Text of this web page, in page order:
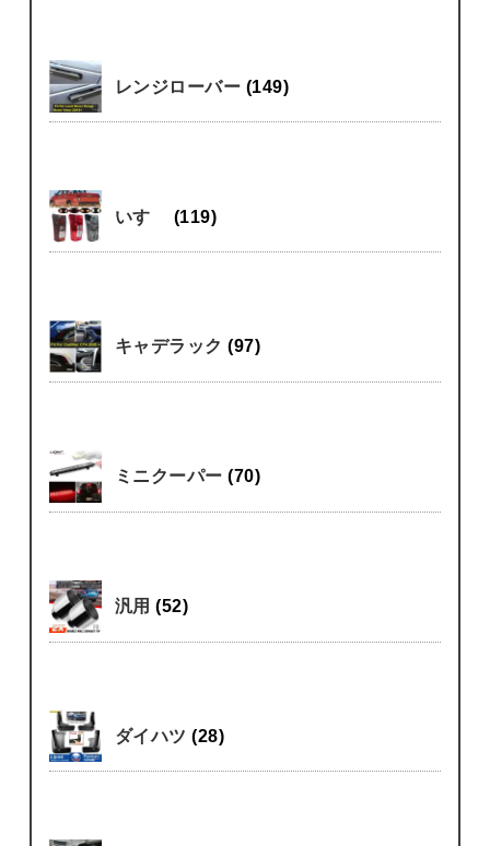
レンジローバー (149)
いすゞ (119)
キャデラック(97)
ミニクーパー(70)
汎用(52)
ダイハツ(28)